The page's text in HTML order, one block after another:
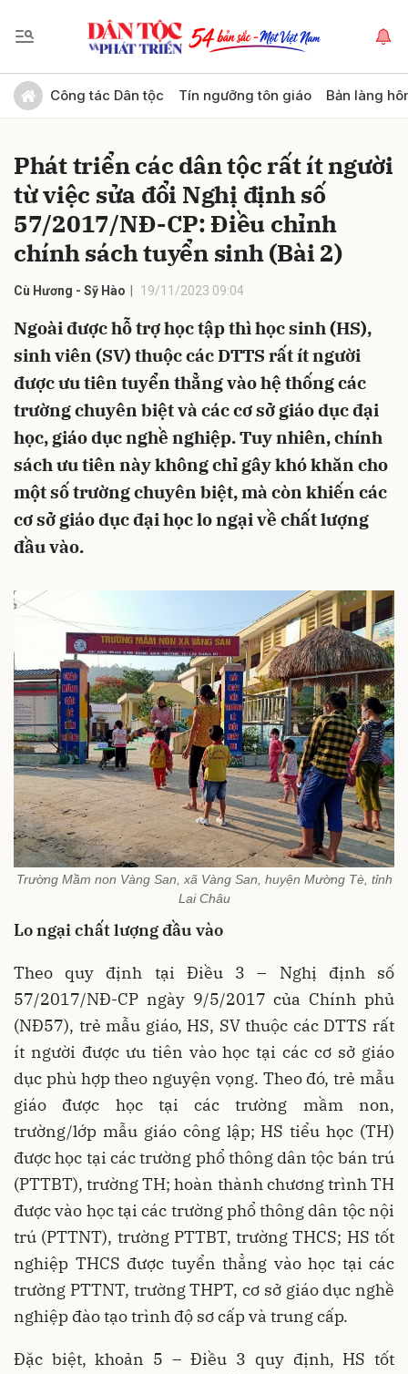
Công tác Dân tộc Tín ngưỡng tôn giáo Bản làng
Phát triển các dân tộc rất ít người
từ việc sửa đổi Nghị định số
57/2017/NĐ-CP: Điều chỉnh
chính sách tuyển sinh (Bài 2)
Cù Hương - Sỹ Hào 19/11/2023 09:04
Ngoài được hỗ trợ học tập thì học sinh (HS),
sinh viên (SV) thuộc các DTTS rất ít người
được ưu tiên tuyển thẳng vào hệ thống các
trường chuyên biệt và các cơ sở giáo dục đại
học, giáo dục nghề nghiệp. Tuy nhiên, chính
sách ưu tiên này không chỉ gây khó khăn cho
một số trường chuyên biệt, mà còn khiến các
cơ sở giáo dục đại học lo ngại về chất lượng
đầu vào.
Trường Mầm non Vàng San, xã Vàng San, huyện Mường Tè, tỉnh
Lai Châu
Lo ngại chất lượng đầu vào
Theo quy định tại Điều 3 – Nghị định số
57/2017/NĐ-CP ngày 9/5/2017 của Chính phủ
(NĐ57), trẻ mẫu giáo, HS, SV thuộc các DTTS rất
ít người được ưu tiên vào học tại các cơ sở giáo
dục phù hợp theo nguyện vọng. Theo đó, trẻ mẫu
giáo được học tại các trường mầm non,
trường/lớp mẫu giáo công lập; HS tiểu học (TH)
được học tại các trường phổ thông dân tộc bán trú
(PTTBT), trường TH; hoàn thành chương trình TH
được vào học tại các trường phổ thông dân tộc nội
trú (PTTNT), trường PTTBT, trường THCS; HS tốt
nghiệp THCS được tuyển thẳng vào học tại các
trường PTTNT, trường THPT, cơ sở giáo dục nghề
nghiệp đào tạo trình độ sơ cấp và trung cấp.
Đặc biệt, khoản 5 – Điều 3 quy định, HS tốt
Gửi bình luận